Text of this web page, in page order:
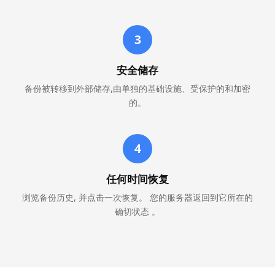
3
安全储存
备份被转移到外部储存,由单独的基础设施、受保护的和加密
的。
4
任何时间恢复
浏览备份历史, 并点击一次恢复。 您的服务器返回到它所在的
确切状态 。